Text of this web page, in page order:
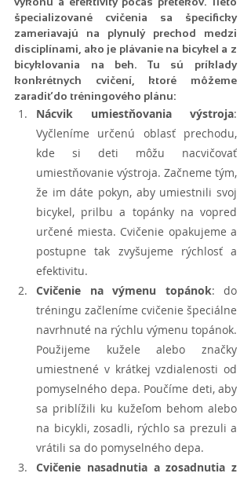
špecializované cvičenia sa špecificky
zameriavajú na plynulý prechod medzi
disciplínami, ako je plávanie na bicykel a z
bicyklovania na beh. Tu sú príklady
konkrétnych cvičení, ktoré môžeme
zaradiť do tréningového plánu:
Nácvik umiestňovania výstroja:
Vyčleníme určenú oblasť prechodu,
kde si deti môžu nacvičovať
umiestňovanie výstroja. Začneme tým,
že im dáte pokyn, aby umiestnili svoj
bicykel, prilbu a topánky na vopred
určené miesta. Cvičenie opakujeme a
postupne tak zvyšujeme rýchlosť a
efektivitu.
Cvičenie na výmenu topánok: do
tréningu začleníme cvičenie špeciálne
navrhnuté na rýchlu výmenu topánok.
Použijeme kužele alebo značky
umiestnené v krátkej vzdialenosti od
pomyselného depa. Poučíme deti, aby
sa priblížili ku kužeľom behom alebo
na bicykli, zosadli, rýchlo sa prezuli a
vrátili sa do pomyselného depa.
Cvičenie nasadnutia a zosadnutia z